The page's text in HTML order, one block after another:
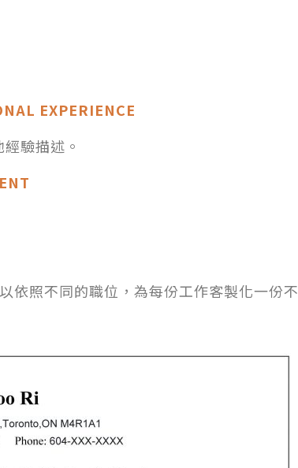
EXPERIENCE
驗描述。
依照不同的職位，為每份工作客製化一份不